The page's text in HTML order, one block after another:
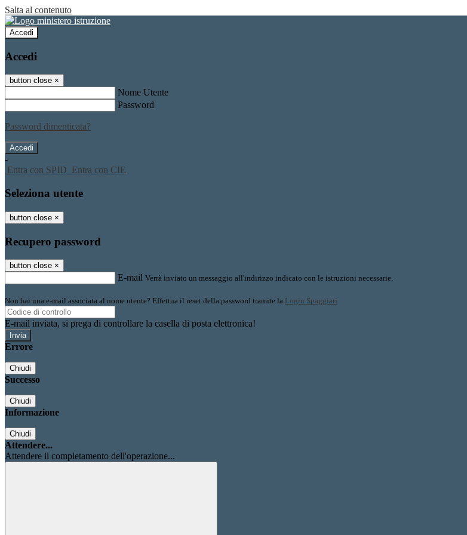
Salta al contenuto
Accedi
Accedi
button close ×
Nome Utente
Password
Password dimenticata?
-
Entra con SPID Entra con CIE
Seleziona utente
button close ×
Recupero password
button close ×
E-mail Verrà inviato un messaggio all'indirizzo indicato con le istruzioni necessarie.
Non hai una e-mail associata al nome utente? Effettua il reset della password tramite la Login Spaggiari
E-mail inviata, si prega di controllare la casella di posta elettronica!
Errore
Chiudi
Successo
Chiudi
Informazione
Chiudi
Attendere...
Attendere il completamento dell'operazione...